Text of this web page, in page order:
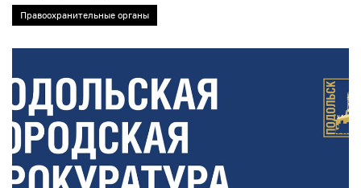
Правоохранительные органы